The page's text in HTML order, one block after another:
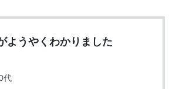
ようやくわかりました
代